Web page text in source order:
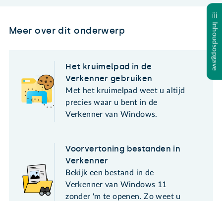
Inhoudsopgave
Meer over dit onderwerp
Het kruimelpad in de
Verkenner gebruiken
Met het kruimelpad weet u altijd
precies waar u bent in de
Verkenner van Windows.
Voorvertoning bestanden in
Verkenner
Bekijk een bestand in de
Verkenner van Windows 11
zonder 'm te openen. Zo weet u